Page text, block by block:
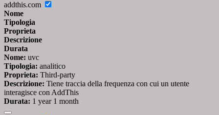
addthis.com
Nome
Tipologia
Proprieta
Descrizione
Durata
Nome: uvc
Tipologia: analitico
Proprieta: Third-party
Descrizione: Tiene traccia della frequenza con cui un utente
interagisce con AddThis
Durata: 1 year 1 month